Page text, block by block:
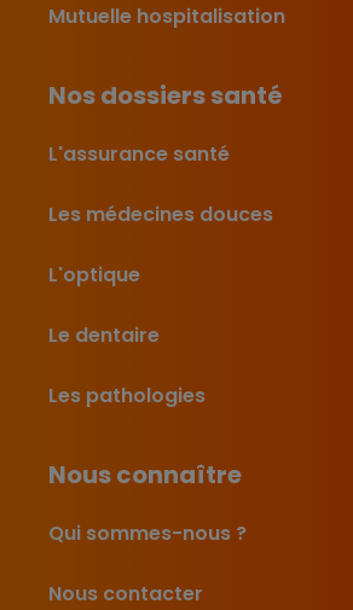
Mutuelle hospitalisation
Nos dossiers santé
L'assurance santé
Les médecines douces
L'optique
Le dentaire
Les pathologies
Nous connaître
Qui sommes-nous ?
Nous contacter